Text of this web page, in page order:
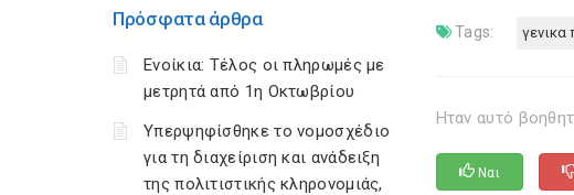
Πρόσφατα άρθρα
Ενοίκια: Τέλος οι πληρωμές με
μετρητά από 1η Οκτωβρίου
Υπερψηφίσθηκε το νομοσχέδιο
για τη διαχείριση και ανάδειξη
της πολιτιστικής κληρονομιάς,
Tags: γενικα
Ηταν αυτό
Ναι